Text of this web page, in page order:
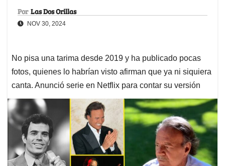
Por Las Dos Orillas
NOV 30, 2024
No pisa una tarima desde 2019 y ha publicado pocas
fotos, quienes lo habrían visto afirman que ya ni siquiera
canta. Anunció serie en Netflix para contar su versión